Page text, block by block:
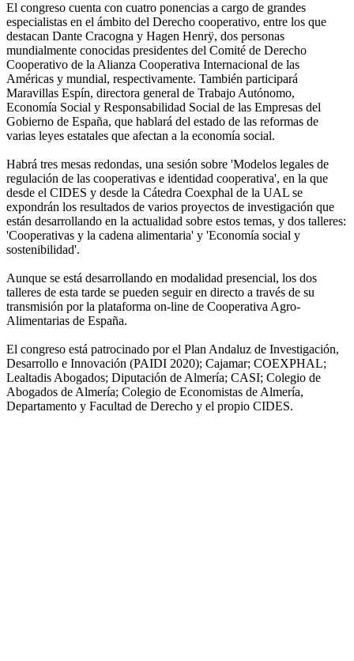
El congreso cuenta con cuatro ponencias a cargo de grandes
especialistas en el ámbito del Derecho cooperativo, entre los que
destacan Dante Cracogna y Hagen Henrÿ, dos personas
mundialmente conocidas presidentes del Comité de Derecho
Cooperativo de la Alianza Cooperativa Internacional de las
Américas y mundial, respectivamente. También participará
Maravillas Espín, directora general de Trabajo Autónomo,
Economía Social y Responsabilidad Social de las Empresas del
Gobierno de España, que hablará del estado de las reformas de
varias leyes estatales que afectan a la economía social.
Habrá tres mesas redondas, una sesión sobre 'Modelos legales de
regulación de las cooperativas e identidad cooperativa', en la que
desde el CIDES y desde la Cátedra Coexphal de la UAL se
expondrán los resultados de varios proyectos de investigación que
están desarrollando en la actualidad sobre estos temas, y dos talleres:
'Cooperativas y la cadena alimentaria' y 'Economía social y
sostenibilidad'.
Aunque se está desarrollando en modalidad presencial, los dos
talleres de esta tarde se pueden seguir en directo a través de su
transmisión por la plataforma on-line de Cooperativa Agro-
Alimentarias de España.
El congreso está patrocinado por el Plan Andaluz de Investigación,
Desarrollo e Innovación (PAIDI 2020); Cajamar; COEXPHAL;
Lealtadis Abogados; Diputación de Almería; CASI; Colegio de
Abogados de Almería; Colegio de Economistas de Almería,
Departamento y Facultad de Derecho y el propio CIDES.